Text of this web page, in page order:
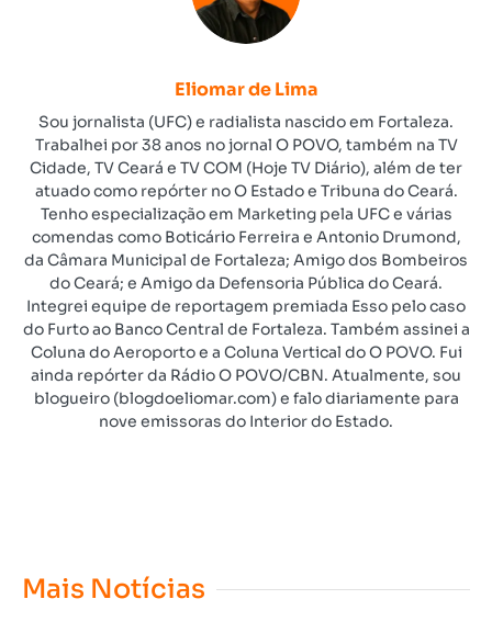
Eliomar de Lima
Sou jornalista (UFC) e radialista nascido em Fortaleza.
Trabalhei por 38 anos no jornal O POVO, também na TV
Cidade, TV Ceará e TV COM (Hoje TV Diário), além de ter
atuado como repórter no O Estado e Tribuna do Ceará.
Tenho especialização em Marketing pela UFC e várias
comendas como Boticário Ferreira e Antonio Drumond,
da Câmara Municipal de Fortaleza; Amigo dos Bombeiros
do Ceará; e Amigo da Defensoria Pública do Ceará.
Integrei equipe de reportagem premiada Esso pelo caso
do Furto ao Banco Central de Fortaleza. Também assinei a
Coluna do Aeroporto e a Coluna Vertical do O POVO. Fui
ainda repórter da Rádio O POVO/CBN. Atualmente, sou
blogueiro (blogdoeliomar.com) e falo diariamente para
nove emissoras do Interior do Estado.
Mais Notícias